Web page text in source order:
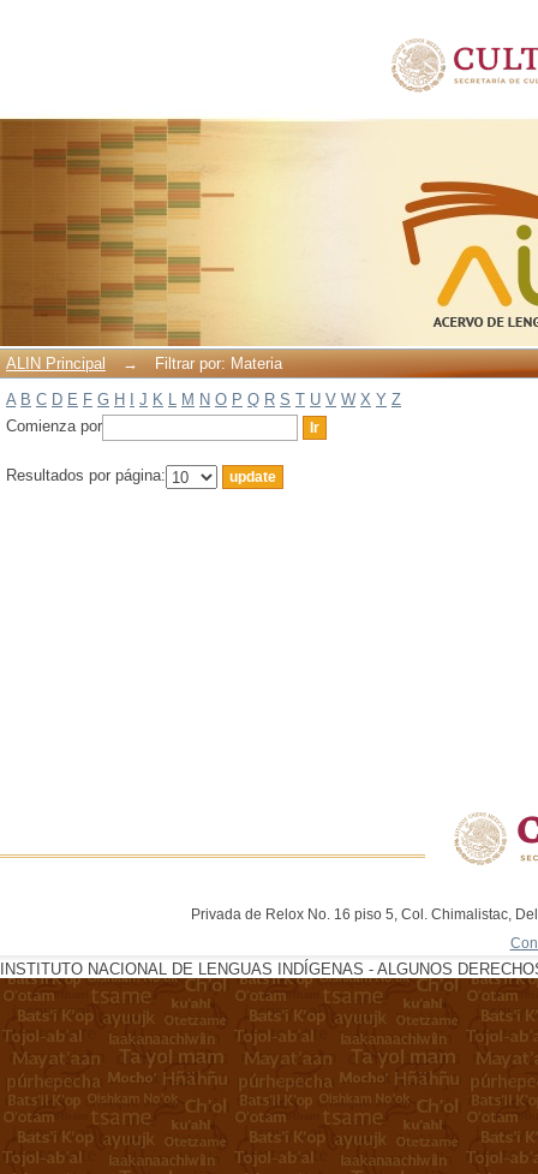
ALIN Principal →
Filtrar por: Materia
A B C D E F G H J K L M N O P Q R S T U V W X Y Z
Comienza por
Resultados por página:
Privada de Relox No. 16 piso 5, Col. Chimalistac,
INSTITUTO NACIONAL DE LENGUAS INDÍGENAS - ALGUNOS